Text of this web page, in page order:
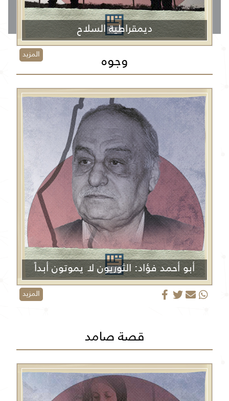
ديمقراطية السلاح
المزيد وجوه
أبو أحمد فؤاد: الثوريون لا يموتون أبداً
المزيد
قصة صامد